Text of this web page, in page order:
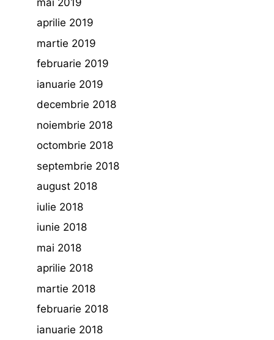
aprilie 2019
martie 2019
februarie 2019
ianuarie 2019
decembrie 2018
noiembrie 2018
octombrie 2018
septembrie 2018
august 2018
iulie 2018
iunie 2018
mai 2018
aprilie 2018
martie 2018
februarie 2018
ianuarie 2018